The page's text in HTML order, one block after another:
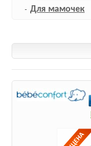
Для мамочек